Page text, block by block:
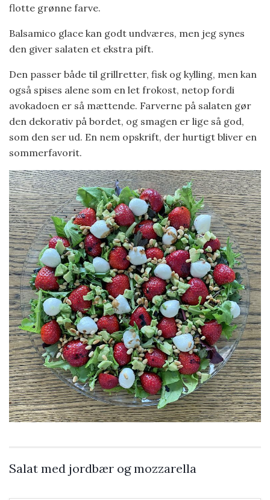
flotte grønne farve.
Balsamico glace kan godt undværes, men jeg synes
den giver salaten et ekstra pift.
Den passer både til grillretter, fisk og kylling, men kan
også spises alene som en let frokost, netop fordi
avokadoen er så mættende. Farverne på salaten gør
den dekorativ på bordet, og smagen er lige så god,
som den ser ud. En nem opskrift, der hurtigt bliver en
sommerfavorit.
Salat med jordbær og mozzarella